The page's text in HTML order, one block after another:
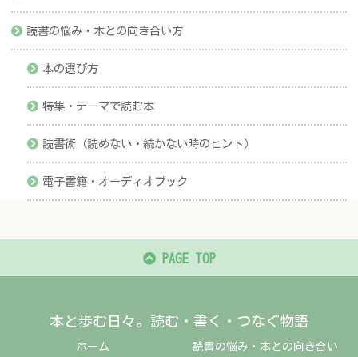
読書の悩み・本との向き合い方
本の選び方
特集・テーマで読む本
読書術（読めない・続かない時のヒント）
電子書籍・オーディオブック
PAGE TOP
本と歩む日々。読む・書く・つなぐ物語
ホーム 読書の悩み・本との向き合い